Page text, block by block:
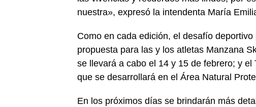
nuestra», expresó la intendenta María
Como en cada edición, el desafío
propuesta para las y los atletas Manzana
se llevará a cabo el 14 y 15 de febrero; y
que se desarrollará en el Área Natural
En los próximos días se brindarán más